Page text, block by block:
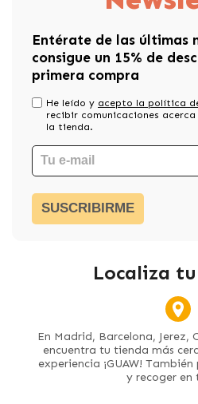
Entérate de las últimas
consigue un 15% de
primera compra
He leído y acepto la política
recibir comunicaciones
la tienda.
SUSCRIBIRME
Localiza
En Madrid, Barcelona, Jerez,
encuentra tu tienda más
experiencia ¡GUAW!
y recoger en